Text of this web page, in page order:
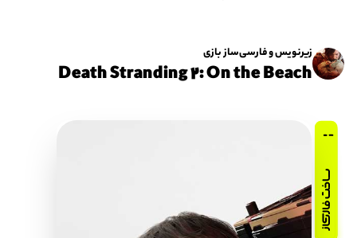
زیرنویس و فارسی‌ساز بازی
Death Stranding 2: On the Beach